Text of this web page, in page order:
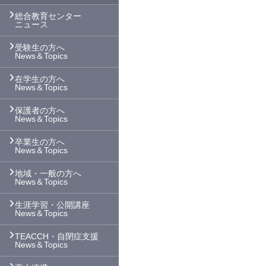
総合教育センター
ニュース
受験生の方へ
News＆Topics
在学生の方へ
News＆Topics
保護者の方へ
News＆Topics
卒業生の方へ
News＆Topics
地域・一般の方へ
News＆Topics
生涯学習・公開講座
News＆Topics
TEACCH・自閉症支援
News＆Topics